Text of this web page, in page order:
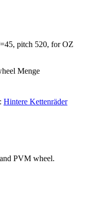
pitch 520, for OZ
Menge
Hintere Kettenräder
PVM wheel.